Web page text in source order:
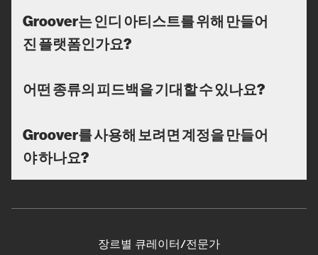
Groover는 인디 아티스트를 위해 만들어
진 플랫폼인가요?
어떤 종류의 피드백을 기대할 수 있나요?
Groover를 사용해 보려면 계정을 만들어
야 하나요?
장르별 큐레이터/전문가